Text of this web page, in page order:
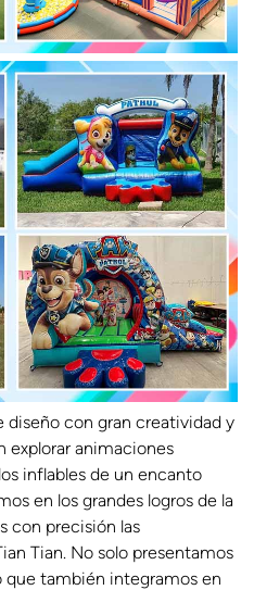
con gran creatividad y
explorar animaciones
inflables de un encanto
en los grandes logros de la
con precisión las
Tian. No solo presentamos
que también integramos en